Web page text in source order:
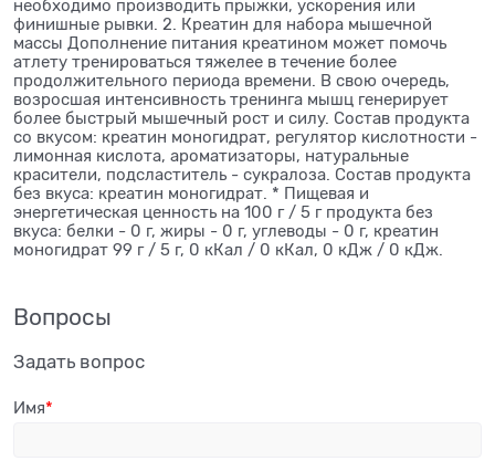
необходимо производить прыжки, ускорения или
финишные рывки. 2. Креатин для набора мышечной
массы Дополнение питания креатином может помочь
атлету тренироваться тяжелее в течение более
продолжительного периода времени. В свою очередь,
возросшая интенсивность тренинга мышц генерирует
более быстрый мышечный рост и силу. Состав продукта
со вкусом: креатин моногидрат, регулятор кислотности -
лимонная кислота, ароматизаторы, натуральные
красители, подсластитель - сукралоза. Состав продукта
без вкуса: креатин моногидрат. * Пищевая и
энергетическая ценность на 100 г / 5 г продукта без
вкуса: белки - 0 г, жиры - 0 г, углеводы - 0 г, креатин
моногидрат 99 г / 5 г, 0 кКал / 0 кКал, 0 кДж / 0 кДж.
Вопросы
Задать вопрос
Имя